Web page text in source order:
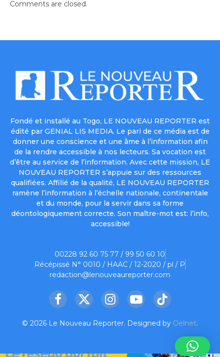
Comments are closed.
Fondé et installé au Togo, LE NOUVEAU REPORTER est
édité par GENIAL LIS MEDIA. Le pari de ce média est de
donner une conscience et une âme à l’information afin
de la rendre accessible à nos lecteurs. Sa vocation est
d’être au service de l’information. Avec cette mission, LE
NOUVEAU REPORTER s’appuie sur des ressources
qualifiées. Affilié de la qualité, LE NOUVEAU REPORTER
ramène l’information à l’échelle nationale, continentale
et du monde, pour la servir dans sa forme
déontologiquement correcte. Son maître-mot est: l’info,
accessible!
00228 92 60 75 77 / 99 50 60 10
Récépissé N° 0010 / HAAC / 12-2020 / pl / P
redaction@lenouveaureporter.com
Facebook
X
InstagramYouTubeTikTok
© 2026 Le Nouveau Reporter. Designed by Oelnet.